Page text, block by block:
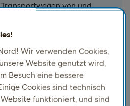
von und
Europa nach Skandinavien.
Wir verwenden Cookies,
Website genutzt wird,
Besuch eine bessere
Cookies sind technisch
funktioniert, und sind